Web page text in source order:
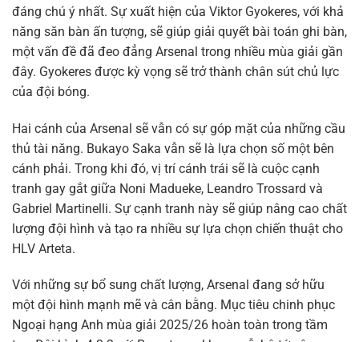
đáng chú ý nhất. Sự xuất hiện của Viktor Gyokeres, với khả
năng săn bàn ấn tượng, sẽ giúp giải quyết bài toán ghi bàn,
một vấn đề đã đeo đẳng Arsenal trong nhiều mùa giải gần
đây. Gyokeres được kỳ vọng sẽ trở thành chân sút chủ lực
của đội bóng.
Hai cánh của Arsenal sẽ vẫn có sự góp mặt của những cầu
thủ tài năng. Bukayo Saka vẫn sẽ là lựa chọn số một bên
cánh phải. Trong khi đó, vị trí cánh trái sẽ là cuộc cạnh
tranh gay gắt giữa Noni Madueke, Leandro Trossard và
Gabriel Martinelli. Sự cạnh tranh này sẽ giúp nâng cao chất
lượng đội hình và tạo ra nhiều sự lựa chọn chiến thuật cho
HLV Arteta.
Với những sự bổ sung chất lượng, Arsenal đang sở hữu
một đội hình mạnh mẽ và cân bằng. Mục tiêu chinh phục
Ngoại hạng Anh mùa giải 2025/26 hoàn toàn trong tầm